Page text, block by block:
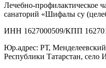
Лечебно-профилактическое
санаторий «Шифалы су
ИНН 1627000509/КПП
Юр.адрес: РТ,
Республики Татарстан, село